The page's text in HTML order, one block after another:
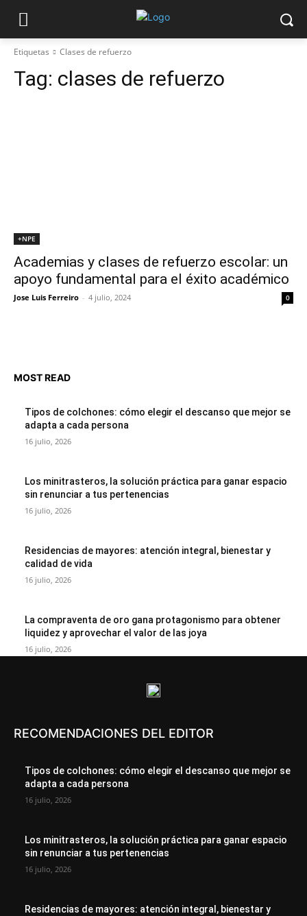
Etiquetas Clases de refuerzo
Tag: clases de refuerzo
+NPE
Academias y clases de refuerzo escolar: un
apoyo fundamental para el éxito académico
Jose Luis Ferreiro - 4 julio, 2024 0
MOST READ
Tipos de colchones: cómo elegir el descanso que mejor se
adapta a cada persona
16 julio, 2026
Los minitrasteros, la solución práctica para ganar espacio
sin renunciar a tus pertenencias
16 julio, 2026
Residencias de mayores: atención integral, bienestar y
calidad de vida
16 julio, 2026
La compraventa de oro gana protagonismo para obtener
liquidez y aprovechar el valor de las joya
16 julio, 2026
RECOMENDACIONES DEL EDITOR
Tipos de colchones: cómo elegir el descanso que mejor se
adapta a cada persona
16 julio, 2026
Los minitrasteros, la solución práctica para ganar espacio
sin renunciar a tus pertenencias
16 julio, 2026
Residencias de mayores: atención integral, bienestar y